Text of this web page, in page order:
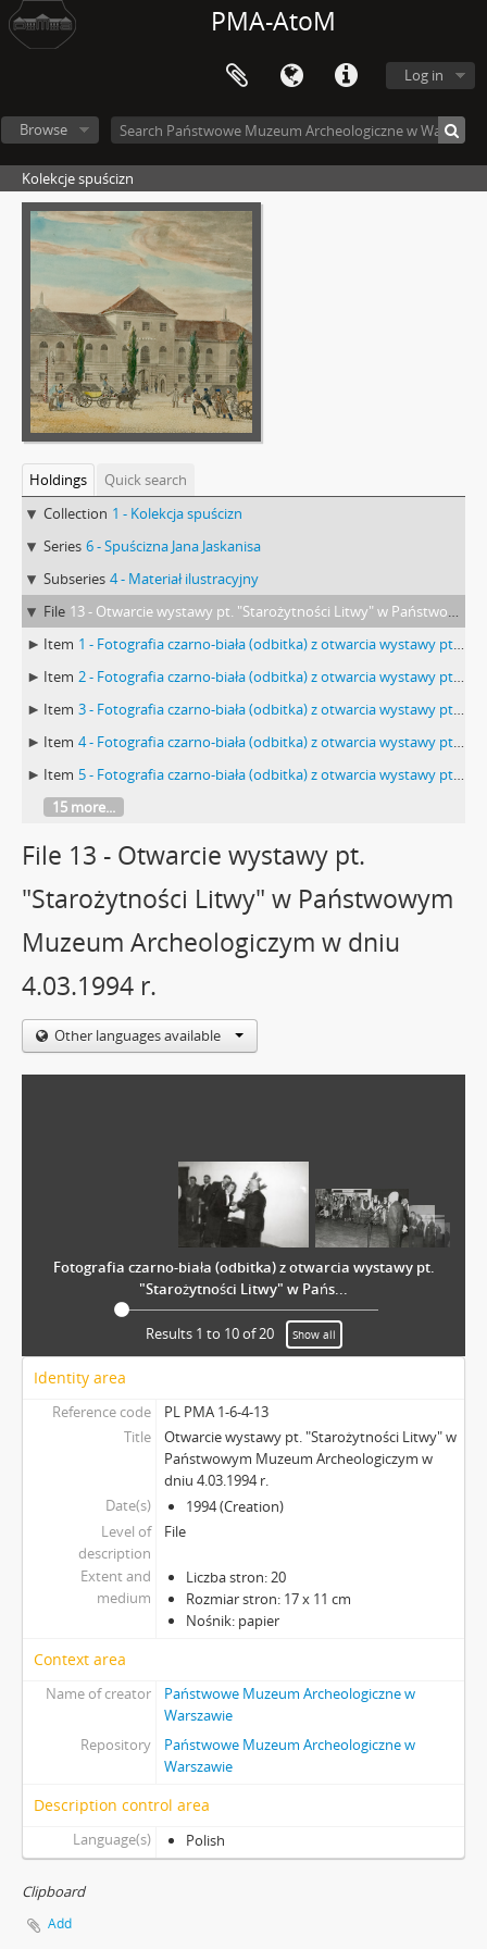
PMA-AtoM
Log in
Browse
Kolekcje spuścizn
Holdings
Quick search
Collection 1 - Kolekcja spuścizn
Series 6 - Spuścizna Jana Jaskanisa
Subseries 4 - Materiał ilustracyjny
File 13 - Otwarcie wystawy pt. "Starożytności Litwy" w Państwowym Muzeum Archeologiczym w dniu 4.03.1994 r.
Item 1 - Fotografia czarno-biała (odbitka) z otwarcia wystawy pt. "Starożytności Litwy" w Państwowym Muzeum Archeologiczym w dniu 4.03.1994 r.
Item 2 - Fotografia czarno-biała (odbitka) z otwarcia wystawy pt. "Starożytności Litwy" w Państwowym Muzeum Archeologiczym w dniu 4.03.1994 r.
Item 3 - Fotografia czarno-biała (odbitka) z otwarcia wystawy pt. "Starożytności Litwy" w Państwowym Muzeum Archeologiczym w dniu 4.03.1994 r.
Item 4 - Fotografia czarno-biała (odbitka) z otwarcia wystawy pt. "Starożytności Litwy" w Państwowym Muzeum Archeologiczym w dniu 4.03.1994 r.
Item 5 - Fotografia czarno-biała (odbitka) z otwarcia wystawy pt. "Starożytności Litwy" w Państwowym Muzeum Archeologiczym w dniu 4.03.1994 r.
15 more...
File 13 - Otwarcie wystawy pt.
"Starożytności Litwy" w Państwowym
Muzeum Archeologiczym w dniu
4.03.1994 r.
Other languages available
Fotografia czarno-biała (odbitka) z otwarcia wystawy pt.
"Starożytności Litwy" w Pańs...
Results 1 to 10 of 20 Show all
Identity area
Reference code
PL PMA 1-6-4-13
Title
Otwarcie wystawy pt. "Starożytności Litwy" w
Państwowym Muzeum Archeologiczym w
dniu 4.03.1994 r.
Date(s)
1994 (Creation)
Level of
description
File
Extent and
medium
Liczba stron: 20
Rozmiar stron: 17 x 11 cm
Nośnik: papier
Context area
Name of creator
Państwowe Muzeum Archeologiczne w
Warszawie
Repository
Państwowe Muzeum Archeologiczne w
Warszawie
Description control area
Language(s) Polish
Clipboard
Add